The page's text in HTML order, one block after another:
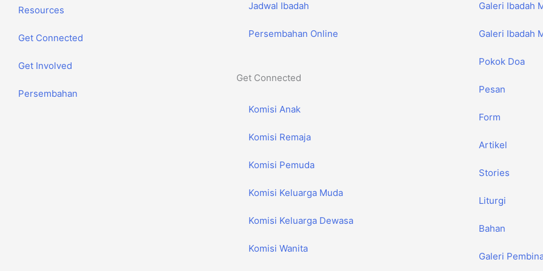
Resources
Get Connected
Get Involved
Persembahan
Jadwal Ibadah
Persembahan Online
Get Connected
Komisi Anak
Komisi Remaja
Komisi Pemuda
Komisi Keluarga Muda
Komisi Keluarga Dewasa
Komisi Wanita
Galeri Ibadah
Galeri Ibadah
Pokok Doa
Pesan
Form
Artikel
Stories
Liturgi
Bahan
Galeri